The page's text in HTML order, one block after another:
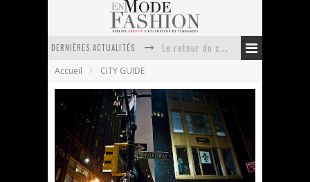
DERNIÈRES ACTUALITÉS
Doudoune pour femme : choisir la pièce idéale entre style, chaleur et durabilité
Pourquoi le costume sur mesure à Paris est un incontournable de l’élégance contemporaine ?
Anti chute cheveux homme : quelles solutions pour renforcer sa chevelure ?
Le retour du cachemire version casual
Accueil CITY GUIDE